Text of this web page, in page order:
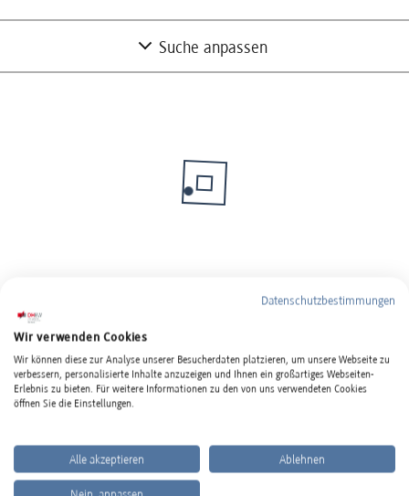
Suche anpassen
Ort oder Postleitzahl eingeben
DHBW MANNHEIM IM INTERNET
Datenschutzbestimmungen
Wir verwenden Cookies
Wir können diese zur Analyse unserer Besucherdaten platzieren, um unsere Webseite zu
verbessern, personalisierte Inhalte anzuzeigen und Ihnen ein großartiges Webseiten-
Erlebnis zu bieten. Für weitere Informationen zu den von uns verwendeten Cookies
öffnen Sie die Einstellungen.
Alle akzeptieren Ablehnen